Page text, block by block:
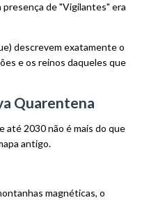
presença de "Vigilantes" era
descrevem exatamente o
e os reinos daqueles que
Quarentena
até 2030 não é mais do que
antigo.
magnéticas, o